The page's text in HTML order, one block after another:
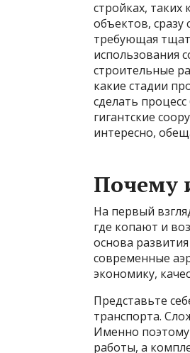
стройках, таких
объектов, сразу
требующая
использования
строительные
какие стадии
сделать
гигантские
интересно,
Почему
На первый
где копают и
основа
современные
экономику,
Представьте
транспорта.
Именно
работы, а